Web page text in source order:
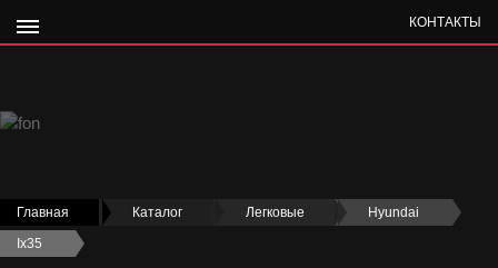
КОНТАКТЫ
Главная › Каталог Легковые › Hyundai
›
Ix35
›